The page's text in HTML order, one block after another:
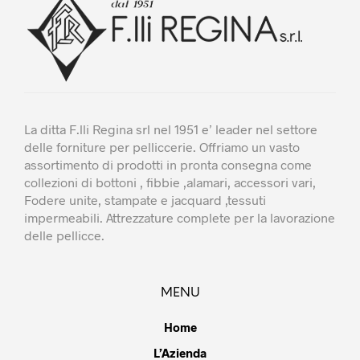
La ditta F.lli Regina srl nel 1951 e’ leader nel settore
delle forniture per pelliccerie. Offriamo un vasto
assortimento di prodotti in pronta consegna come
collezioni di bottoni , fibbie ,alamari, accessori vari,
Fodere unite, stampate e jacquard ,tessuti
impermeabili. Attrezzature complete per la lavorazione
delle pellicce.
MENU
Home
L’Azienda